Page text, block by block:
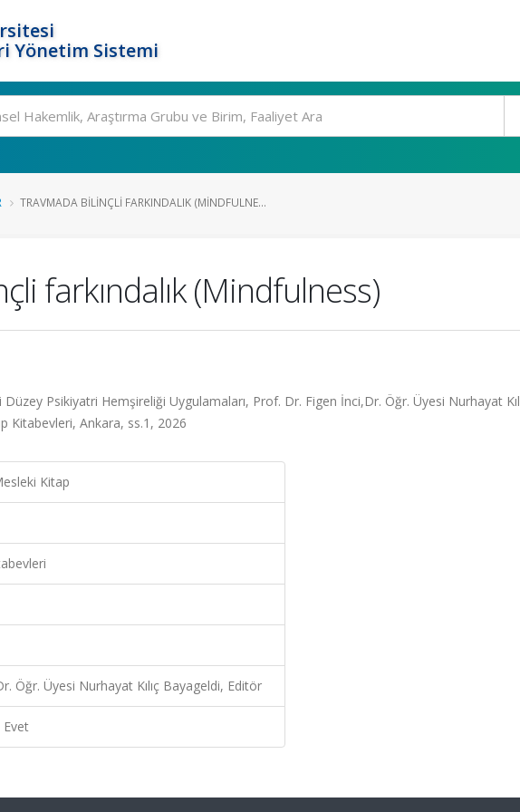
Yönetim Sistemi
TRAVMADA BILINÇLI FARKINDALIK (MINDFULNE...
farkındalık (Mindfulness)
Psikiyatri Hemşireliği Uygulamaları, Prof. Dr. Figen İnci,Dr. Öğr. Üyesi Nurhayat
Kitabevleri, Ankara, ss.1, 2026
Kitap
Öğr. Üyesi Nurhayat Kılıç Bayageldi, Editör
Evet